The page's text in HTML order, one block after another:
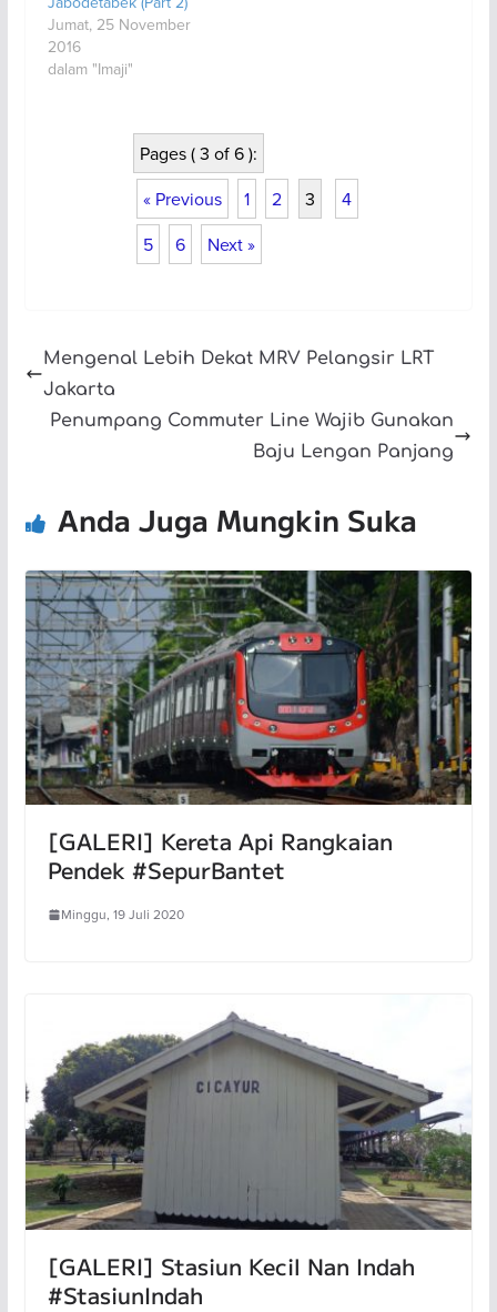
Jumat, 25 November
2016
dalam "Imaji"
Pages ( 3 of 6 ):
« Previous
1 2 3
4
5
6 Next »
Mengenal Lebih Dekat MRV Pelangsir LRT
Jakarta
Penumpang Commuter Line Wajib Gunakan
Baju Lengan Panjang
Anda Juga Mungkin Suka
[GALERI] Kereta Api Rangkaian
Pendek #SepurBantet
Minggu, 19 Juli 2020
[GALERI] Stasiun Kecil Nan Indah
#StasiunIndah